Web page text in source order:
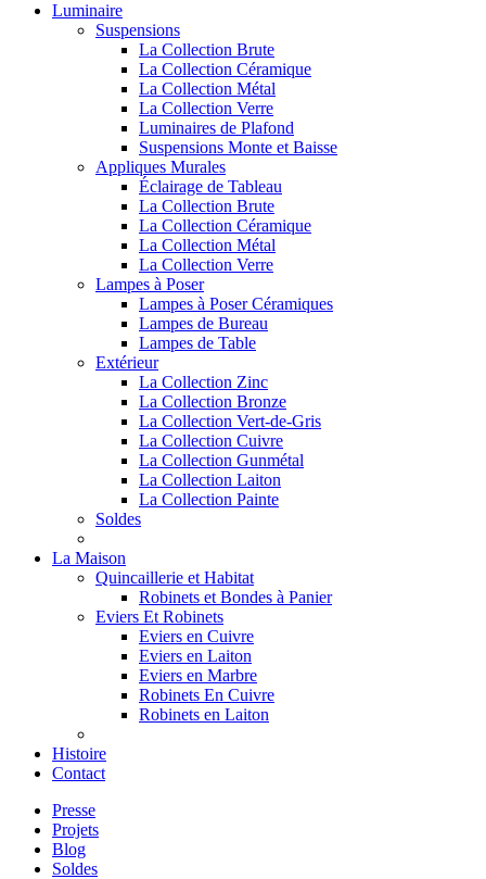
Luminaire
Suspensions
La Collection Brute
La Collection Céramique
La Collection Métal
La Collection Verre
Luminaires de Plafond
Suspensions Monte et Baisse
Appliques Murales
Éclairage de Tableau
La Collection Brute
La Collection Céramique
La Collection Métal
La Collection Verre
Lampes à Poser
Lampes à Poser Céramiques
Lampes de Bureau
Lampes de Table
Extérieur
La Collection Zinc
La Collection Bronze
La Collection Vert-de-Gris
La Collection Cuivre
La Collection Gunmétal
La Collection Laiton
La Collection Painte
Soldes
La Maison
Quincaillerie et Habitat
Robinets et Bondes à Panier
Eviers Et Robinets
Eviers en Cuivre
Eviers en Laiton
Eviers en Marbre
Robinets En Cuivre
Robinets en Laiton
Histoire
Contact
Presse
Projets
Blog
Soldes